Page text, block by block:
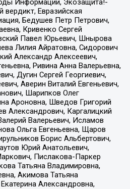
Информации, Экозащита!-
Евразийская
Бедушев Петр Петрович,
Кривенко Сергей
Павел Юрьевич, Шнырова
Лилия Айратовна, Сидорович
Александр Алексеевич,
Ривина Анна Валерьевна,
Дугин Сергей Георгиевич,
Аверин Виталий Евгеньевич,
Шарипков Олег
Ароновна, Шведов Григорий
Александрович, Каргалицкий
Валерьевич, Исламов
Ольга Евгеньевна, Щаров
Борис Альбертович,
Юрий Анатольевич,
Пислакова-Паркер
Татьяна Владимировна,
Акимова Татьяна
Александровна,